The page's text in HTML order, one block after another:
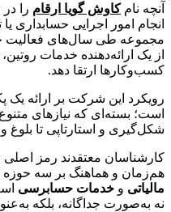
آنچه نامکاوش گویا ارقام را
انجام امور اجرایی حسابداری
مجموعه طی سال‌های فعالیت
از یک ارائه‌دهنده خدمات
کسب‌وکارها ارتقا دهد.
رویکرد این شرکت بر ارائه یک
است؛ بسته‌ای که نیازهای
شکل‌گیری و استارتاپی تا
کارشناسان معتقدند رمز
هم‌زمان و هماهنگ بر سه حوزه
مالیاتی و خدمات حسابرسی
نه به‌صورت جداگانه، بلکه